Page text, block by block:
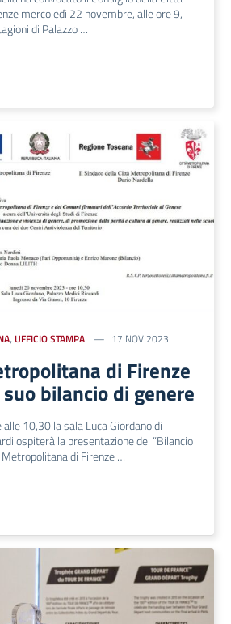
mercoledì 22 novembre, alle ore 9,
di Palazzo …
, UFFICIO STAMPA 17 NOV 2023
di Firenze
bilancio di genere
10,30 la sala Luca Giordano di
ospiterà la presentazione del “Bilancio
di Firenze …